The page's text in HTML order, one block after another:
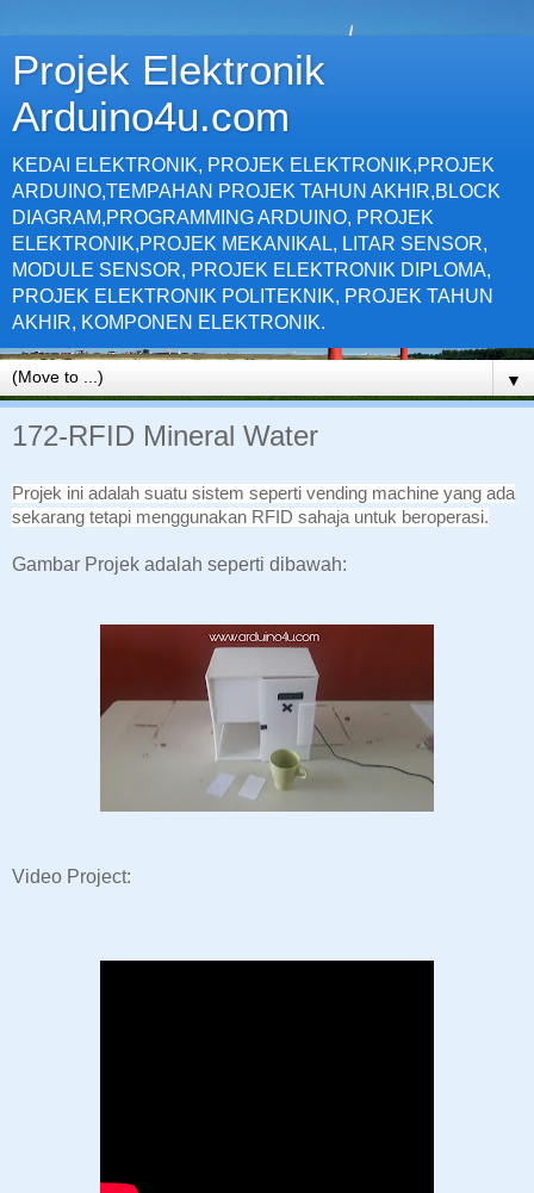
Projek Elektronik
Arduino4u.com
KEDAI ELEKTRONIK, PROJEK ELEKTRONIK,PROJEK
ARDUINO,TEMPAHAN PROJEK TAHUN AKHIR,BLOCK
DIAGRAM,PROGRAMMING ARDUINO, PROJEK
ELEKTRONIK,PROJEK MEKANIKAL, LITAR SENSOR,
MODULE SENSOR, PROJEK ELEKTRONIK DIPLOMA,
PROJEK ELEKTRONIK POLITEKNIK, PROJEK TAHUN
AKHIR, KOMPONEN ELEKTRONIK.
▼
172-RFID Mineral Water
Projek ini adalah suatu sistem seperti vending machine yang ada
sekarang tetapi menggunakan RFID sahaja untuk beroperasi.
Gambar Projek adalah seperti dibawah:
Video Project: